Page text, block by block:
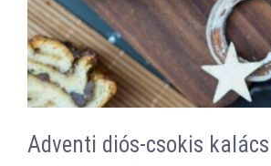
Adventi diós-csokis kalács